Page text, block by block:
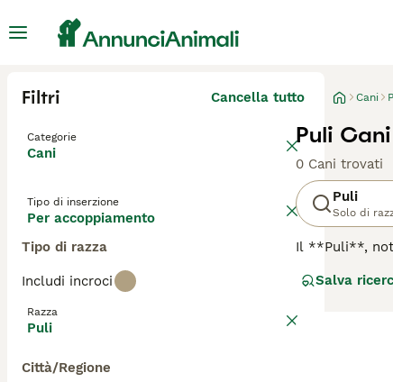
Filtri Cancella tutto
Categorie
Cani
Tipo di inserzione
Per accoppiamento
Tipo di razza
Includi incroci
Razza
Puli
Città/Regione
Cani
Puli
0 Cani trovati
Puli
Solo di
Il **Puli**,
delle
vivace e
garantire
essere
toelettatura
Salva